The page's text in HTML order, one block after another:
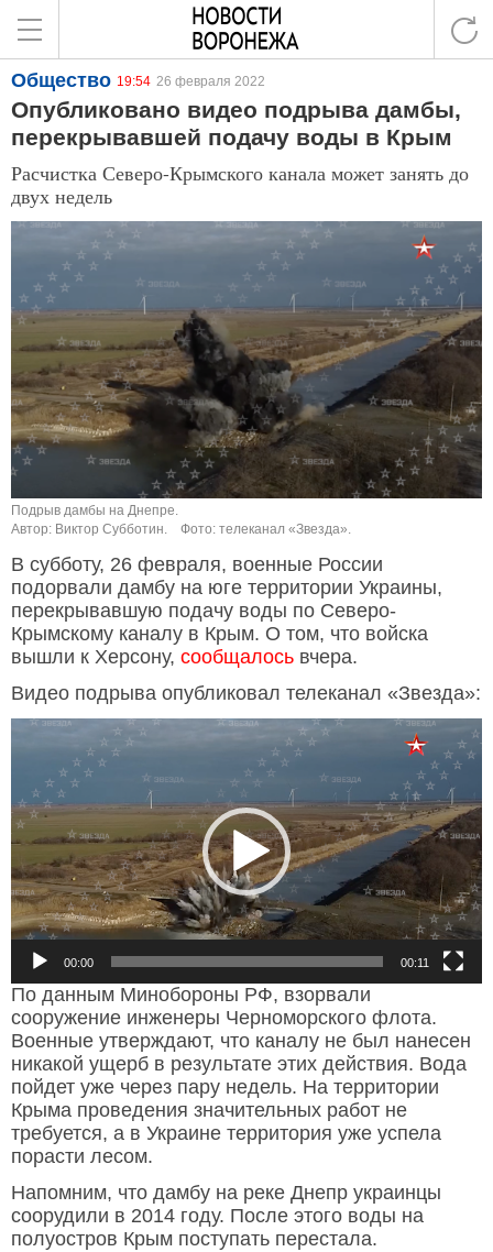
Общество 19:54 26 февраля 2022
Опубликовано видео подрыва дамбы,
перекрывавшей подачу воды в Крым
Расчистка Северо-Крымского канала может занять до
двух недель
Подрыв дамбы на Днепре.
Автор: Виктор Субботин.
Фото: телеканал «Звезда».
В субботу, 26 февраля, военные России
подорвали дамбу на юге территории Украины,
перекрывавшую подачу воды по Северо-
Крымскому каналу в Крым. О том, что войска
вышли к Херсону, сообщалось вчера.
Видео подрыва опубликовал телеканал «Звезда»:
Видеоплеер
00:00 00:11
По данным Минобороны РФ, взорвали
сооружение инженеры Черноморского флота.
Военные утверждают, что каналу не был нанесен
никакой ущерб в результате этих действия. Вода
пойдет уже через пару недель. На территории
Крыма проведения значительных работ не
требуется, а в Украине территория уже успела
порасти лесом.
Напомним, что дамбу на реке Днепр украинцы
соорудили в 2014 году. После этого воды на
полуостров Крым поступать перестала.